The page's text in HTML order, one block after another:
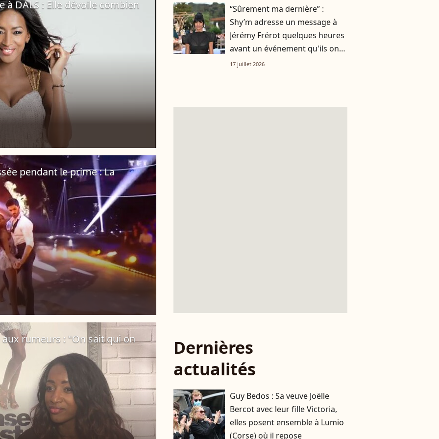
à DALS : Elle dévoile combien
pendant le prime : La
aux rumeurs : "On sait qui on
“Sûrement ma dernière” :
Shy’m adresse un message à
Jérémy Frérot quelques heures
avant un événement qu'ils ont
vécu ensemble
17 juillet 2026
Dernières
actualités
Guy Bedos : Sa veuve Joëlle
Bercot avec leur fille Victoria,
elles posent ensemble à Lumio
(Corse) où il repose